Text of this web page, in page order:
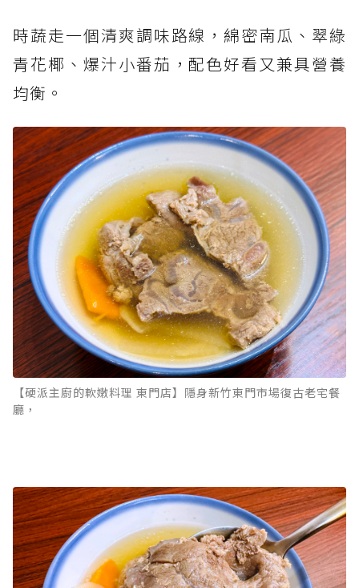
時蔬走一個清爽調味路線，綿密南瓜、翠綠
青花椰、爆汁小番茄，配色好看又兼具營養
均衡。
【硬派主廚的軟嫩料理 東門店】隱身新竹東門市場復古老宅餐
廳，